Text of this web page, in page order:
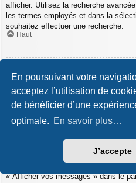
En poursuivant votre
acceptez l’utilisation de
de bénéficier d’une
optimale. En savoir plus…
J’accepte
afficher. Utilisez la recherche
les termes employés et dans la
souhaitez effectuer une recherche.
Haut
Comment puis-je
Veuillez vous rendre sur la liste des
« Trouver un membre ».
Haut
Comment puis-je
Vos propres messages peuvent être
« Afficher vos messages » dans le